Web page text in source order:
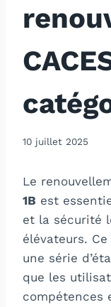
10 juillet 2025
Le
1B est
et la sécurité
élévateurs.
une série
que les
compétences